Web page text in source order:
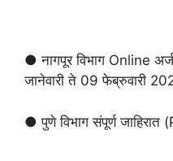
● नागपूर विभाग Online
जानेवारी ते 09 फेब्रुवारी
● पुणे विभाग संपूर्ण जाहिरात